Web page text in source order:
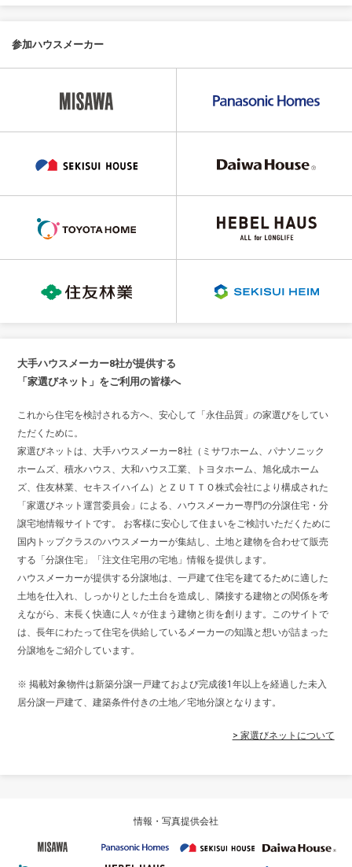
参加ハウスメーカー
大手ハウスメーカー8社が提供する
「家選びネット」をご利用の皆様へ
これから住宅を検討される方へ、安心して「永住品質」の家選びをしてい
ただくために。
家選びネットは、大手ハウスメーカー8社（ミサワホーム、パナソニック
ホームズ、積水ハウス、大和ハウス工業、トヨタホーム、旭化成ホーム
ズ、住友林業、セキスイハイム）とＺＵＴＴＯ株式会社により構成された
「家選びネット運営委員会」による、ハウスメーカー専門の分譲住宅・分
譲宅地情報サイトです。 お客様に安心して住まいをご検討いただくために
国内トップクラスのハウスメーカーが集結し、土地と建物を合わせて販売
する「分譲住宅」「注文住宅用の宅地」情報を提供します。
ハウスメーカーが提供する分譲地は、一戸建て住宅を建てるために適した
土地を仕入れ、しっかりとした土台を造成し、隣接する建物との関係を考
えながら、末長く快適に人々が住まう建物と街を創ります。このサイトで
は、長年にわたって住宅を供給しているメーカーの知識と想いが詰まった
分譲地をご紹介しています。
※ 掲載対象物件は新築分譲一戸建ておよび完成後1年以上を経過した未入
居分譲一戸建て、建築条件付きの土地／宅地分譲となります。
> 家選びネットについて
情報・写真提供会社